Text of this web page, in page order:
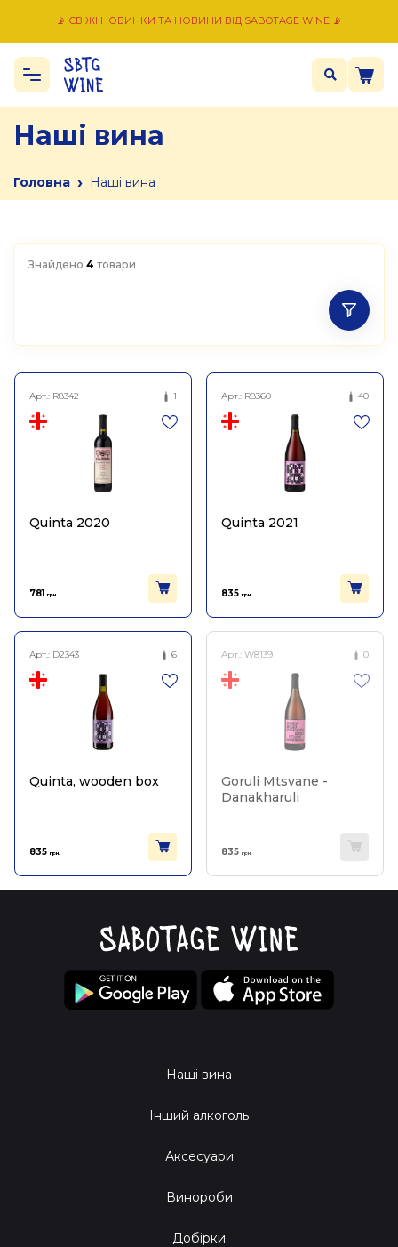
📡 СВІЖІ НОВИНКИ ТА НОВИНИ ВІД SABOTAGE WINE 📡
Наші вина
Головна › Наші вина
Знайдено 4 товари
Арт.: R8342 1
Quinta 2020
781 грн.
Арт.: R8360 40
Quinta 2021
835 грн.
Арт.: D2343 6
Quinta, wooden box
835 грн.
Арт.: W8139 0
Goruli Mtsvane -
Danakharuli
835 грн.
Наші вина
Інший алкоголь
Аксесуари
Винороби
Добірки